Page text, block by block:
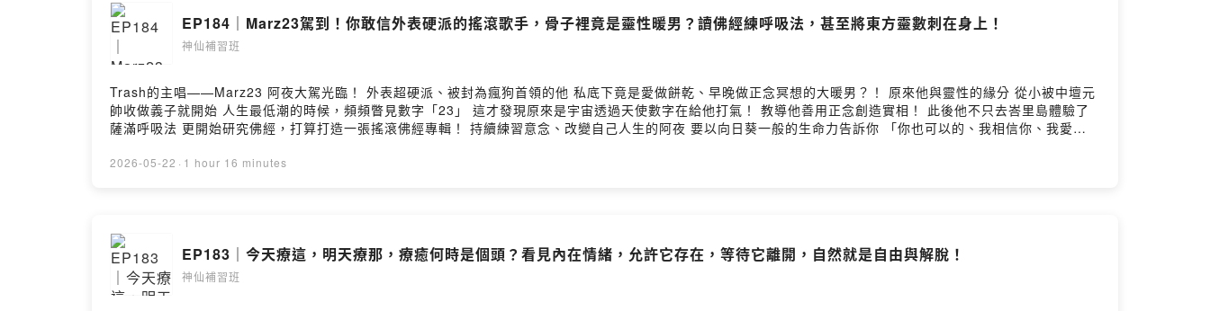
EP184｜Marz23駕到！你敢信外表硬派的搖滾歌手，骨子裡竟是靈性暖男？讀佛經練呼吸法，甚至將東方靈數刺在身上！
神仙補習班
Trash的主唱——Marz23 阿夜大駕光臨！ 外表超硬派、被封為瘋狗首領的他 私底下竟是愛做餅乾、早晚做正念冥想的大暖男？！ 原來他與靈性的緣分 從小被中壇元
帥收做義子就開始 人生最低潮的時候，頻頻瞥見數字「23」 這才發現原來是宇宙透過天使數字在給他打氣！ 教導他善用正念創造實相！ 此後他不只去峇里島體驗了
薩滿呼吸法 更開始研究佛經，打算打造一張搖滾佛經專輯！ 持續練習意念、改變自己人生的阿夜 要以向日葵一般的生命力告訴你 「你也可以的、我相信你、我愛
2026-05-22 · 1 hour 16 minutes
EP183｜今天療這，明天療那，療癒何時是個頭？看見內在情緒，允許它存在，等待它離開，自然就是自由與解脫！
神仙補習班